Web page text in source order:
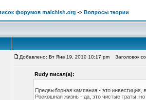
форумов malchish.org -> Вопросы теории
Добавлено: Вт Янв 19, 2010 10:17 pm Заголовок
Rudy писал(а):
Предвыборная кампания - это инвестиция,
Роскошная жизнь - да, это чистые траты,